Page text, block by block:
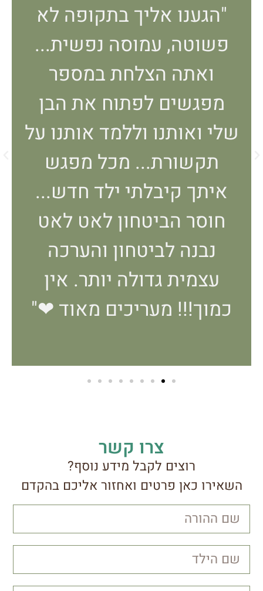
"הגענו אליך בתקופה לא
פשוטה, עמוסה נפשית...
ואתה הצלחת במספר
מפגשים לפתוח את הבן
שלי ואותנו וללמד אותנו על
תקשורת... מכל מפגש
איתך קיבלתי ילד חדש...
חוסר הביטחון לאט לאט
נבנה לביטחון והערכה
עצמית גדולה יותר. אין
כמוך!!! מעריכים מאוד ❤"
צרו קשר
רוצים לקבל מידע נוסף?
השאירו כאן פרטים ואחזור אליכם בהקדם